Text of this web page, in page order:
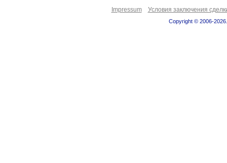
Impressum Условия заключения
Copyright © 2006-